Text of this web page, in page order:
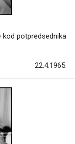
kod potpredsednika
22.4.1965.